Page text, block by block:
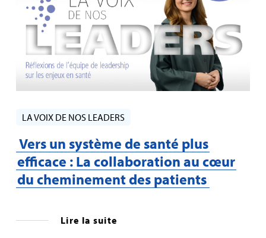
LA VOIX DE NOS LEADERS
Vers un système de santé plus
efficace : La collaboration au cœur
du cheminement des patients
Lire la suite